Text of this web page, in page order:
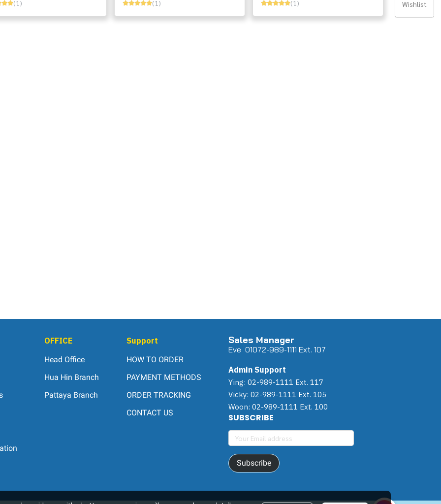
(1) (1) (1)
OFFICE
Head Office
Hua Hin Branch
Pattaya Branch
Support
HOW TO ORDER
PAYMENT METHODS
ORDER TRACKING
CONTACT US
Sales Manager
Eve 01072-989-1111 Ext. 107
Admin Support
Ying: 02-989-1111 Ext. 117
Vicky: 02-989-1111 Ext. 105
Woon: 02-989-1111 Ext. 100
SUBSCRIBE
Subscribe
Wishlist